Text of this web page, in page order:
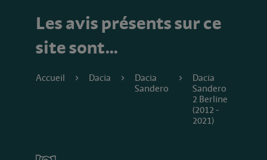
Les avis présents sur ce
site sont…
Accueil Dacia
Dacia
Sandero
Dacia
Sandero
2 Berline
(2012 -
2021)